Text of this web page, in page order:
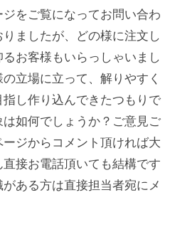
をご覧になってお問い合わ
ましたが、どの様に注文し
お客様もいらっしゃいまし
立場に立って、解りやすく
し作り込んできたつもりで
如何でしょうか？ご意見ご
ジからコメント頂ければ大
接お電話頂いても結構です
ある方は直接担当者宛にメ